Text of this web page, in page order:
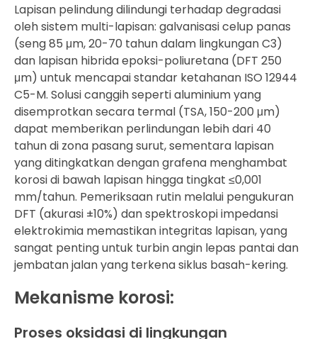
Lapisan pelindung dilindungi terhadap degradasi
oleh sistem multi-lapisan: galvanisasi celup panas
(seng 85 μm, 20-70 tahun dalam lingkungan C3)
dan lapisan hibrida epoksi-poliuretana (DFT 250
μm) untuk mencapai standar ketahanan ISO 12944
C5-M. Solusi canggih seperti aluminium yang
disemprotkan secara termal (TSA, 150-200 μm)
dapat memberikan perlindungan lebih dari 40
tahun di zona pasang surut, sementara lapisan
yang ditingkatkan dengan grafena menghambat
korosi di bawah lapisan hingga tingkat ≤0,001
mm/tahun. Pemeriksaan rutin melalui pengukuran
DFT (akurasi ±10%) dan spektroskopi impedansi
elektrokimia memastikan integritas lapisan, yang
sangat penting untuk turbin angin lepas pantai dan
jembatan jalan yang terkena siklus basah-kering.
Mekanisme korosi:
Proses oksidasi di lingkungan